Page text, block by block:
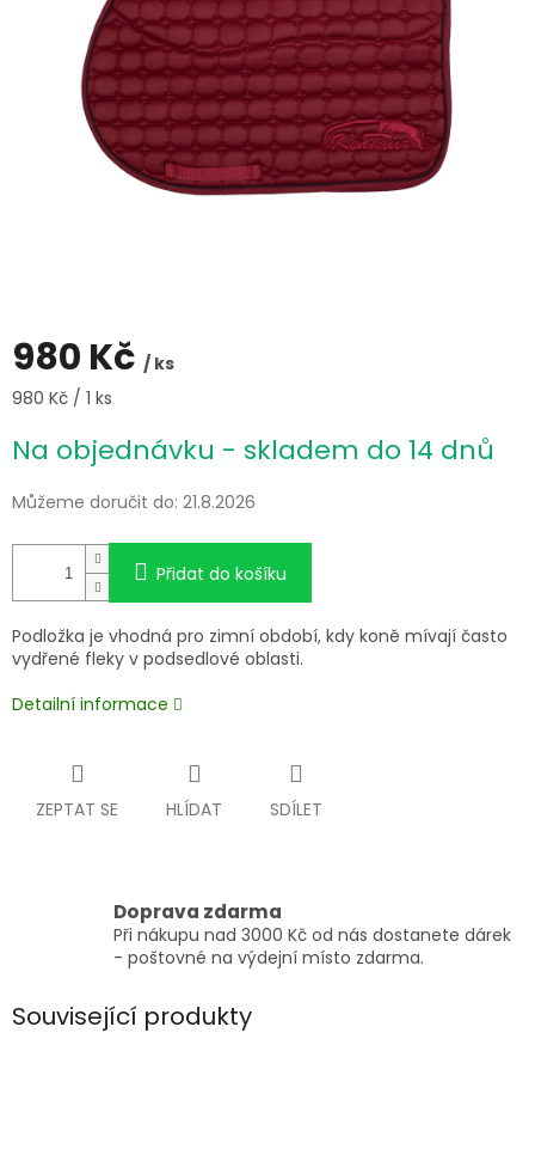
980 Kč / ks
Měrná
980 Kč / 1 ks
Na objednávku - skladem do 14 dnů
Můžeme doručit do: 21.8.2026
Přidat do košíku
Podložka je vhodná pro zimní období, kdy koně mívají často
vydřené fleky v podsedlové oblasti.
Detailní informace
ZEPTAT SE HLÍDAT SDÍLET
Doprava zdarma
Při nákupu nad 3000 Kč od nás dostanete dárek
- poštovné na výdejní místo zdarma.
Související produkty